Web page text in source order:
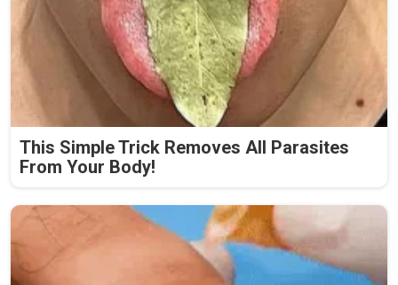
This Simple Trick Removes All Parasites
From Your Body!